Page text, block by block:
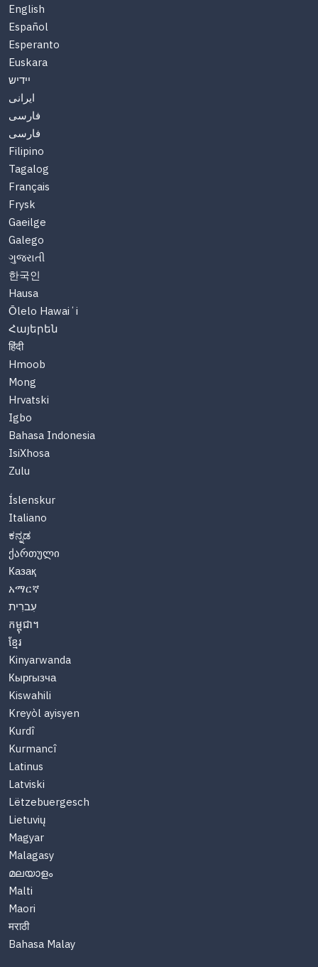
English
Español
Esperanto
Euskara
יידיש
ایرانی
فارسی
فارسی
Filipino
Tagalog
Français
Frysk
Gaeilge
Galego
ગુજરાતી
한국인
Hausa
Ōlelo Hawaiʻi
Հայերեն
हिंदी
Hmoob
Mong
Hrvatski
Igbo
Bahasa Indonesia
IsiXhosa
Zulu
Íslenskur
Italiano
ಕನ್ನಡ
ქართული
Казақ
አማርኛ
עִברִית
កម្ពុជា។
ខ្មែរ
Kinyarwanda
Кыргызча
Kiswahili
Kreyòl ayisyen
Kurdî
Kurmancî
Latinus
Latviski
Lëtzebuergesch
Lietuvių
Magyar
Malagasy
മലയാളം
Malti
Maori
मराठी
Bahasa Malay